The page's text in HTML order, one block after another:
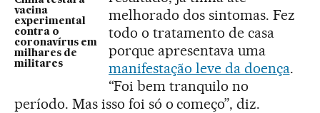
vacina
experimental
contra o
coronavírus em
milhares de
militares
melhorado dos sintomas. Fez
todo o tratamento de casa
porque apresentava uma
manifestação leve da doença.
“Foi bem tranquilo no
período. Mas isso foi só o começo”, diz.